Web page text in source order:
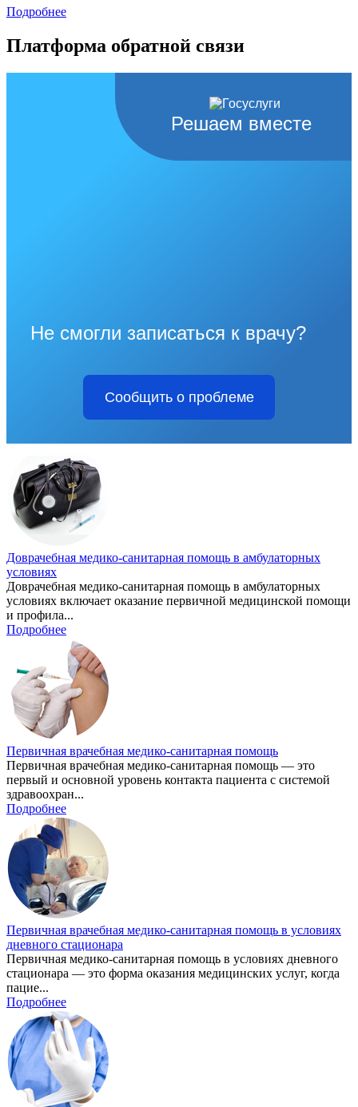
Подробнее
Платформа обратной связи
Решаем вместе
Не смогли записаться к врачу?
Сообщить о проблеме
Доврачебная медико-санитарная помощь в амбулаторных
условиях
Доврачебная медико-санитарная помощь в амбулаторных
условиях включает оказание первичной медицинской помощи
и профила...
Подробнее
Первичная врачебная медико-санитарная помощь
Первичная врачебная медико-санитарная помощь — это
первый и основной уровень контакта пациента с системой
здравоохран...
Подробнее
Первичная врачебная медико-санитарная помощь в условиях
дневного стационара
Первичная медико-санитарная помощь в условиях дневного
стационара — это форма оказания медицинских услуг, когда
пацие...
Подробнее